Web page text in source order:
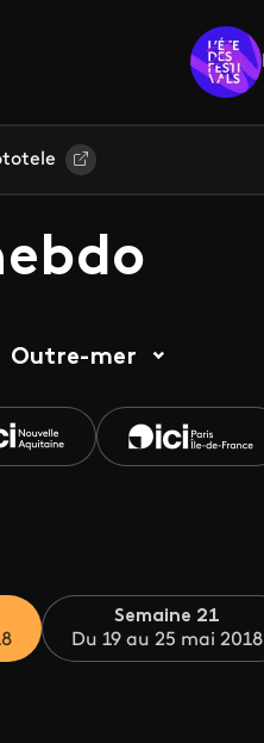
Outre-mer
Semaine 21
Du 19 au 25 mai 2018